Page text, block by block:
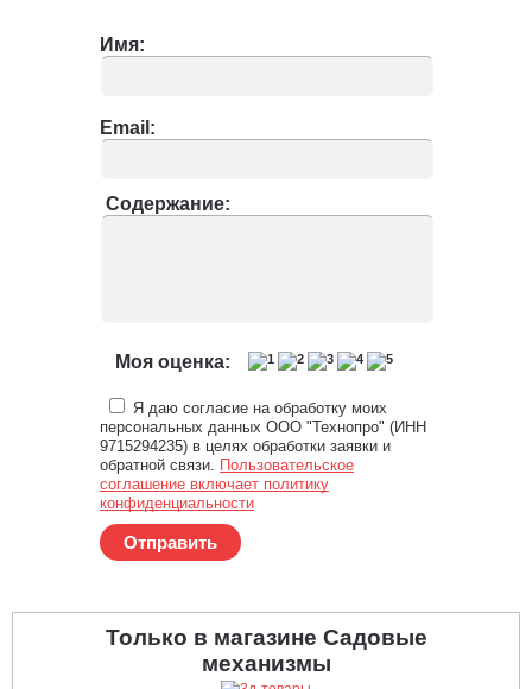
Имя:
Email:
Содержание:
Моя оценка:
Я даю согласие на обработку моих
персональных данных ООО "Технопро" (ИНН
9715294235) в целях обработки заявки и
обратной связи. Пользовательское
соглашение включает политику
конфиденциальности
Отправить
Только в магазине Садовые
механизмы